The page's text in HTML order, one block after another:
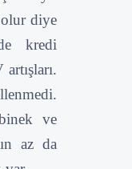
diye
kredi
ve
az da